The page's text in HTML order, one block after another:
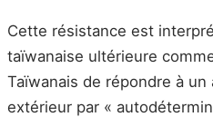
Cette résistance est
taïwanaise ultérieure
Taïwanais de répondre à
extérieur par «